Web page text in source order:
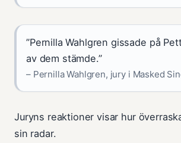
”Pernilla Wahlgren gissade på
av dem stämde.”
– Pernilla Wahlgren, jury i Masked
Juryns reaktioner visar hur
sin radar.